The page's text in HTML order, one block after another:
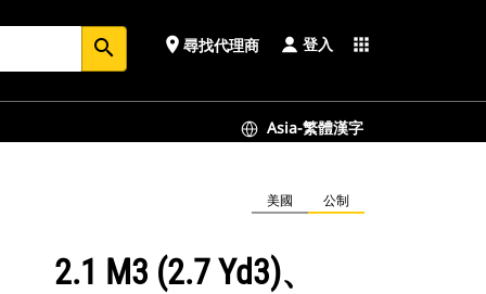
search place 尋找代理商 登入 apps
Asia-繁體漢字
美國 公制
2.1 M3 (2.7 Yd3)、